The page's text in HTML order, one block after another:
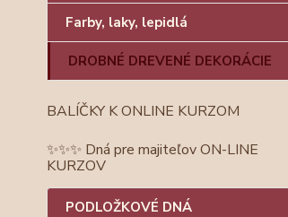
Farby, laky, lepidlá
DROBNÉ DREVENÉ DEKORÁCIE
BALÍČKY K ONLINE KURZOM
✨✨✨ Dná pre majiteľov ON-LINE
KURZOV
PODLOŽKOVÉ DNÁ